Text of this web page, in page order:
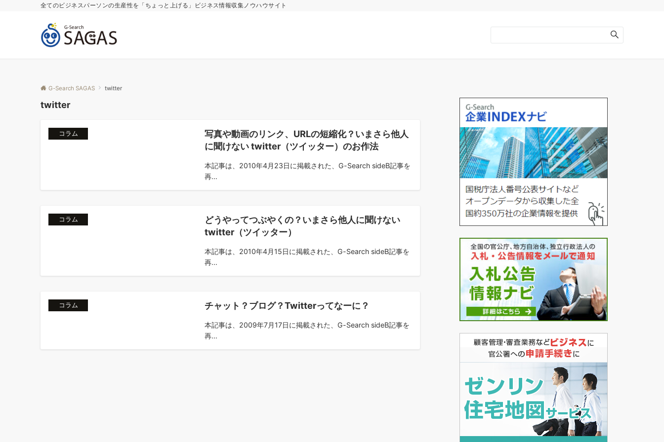
全てのビジネスパーソンの生産性を「ちょっと上げる」ビジネス情報収集ノウハウサイト
G-Search SAGAS twitter
twitter
コラム
写真や動画のリンク、URLの短縮化？いまさら他人
に聞けない twitter（ツイッター）のお作法
本記事は、2010年4月23日に掲載された、G-Search sideB記事を
再...
コラム
どうやってつぶやくの？いまさら他人に聞けない
twitter（ツイッター）
本記事は、2010年4月15日に掲載された、G-Search sideB記事を
再...
コラム チャット？ブログ？Twitterってなーに？
本記事は、2009年7月17日に掲載された、G-Search sideB記事を
再...